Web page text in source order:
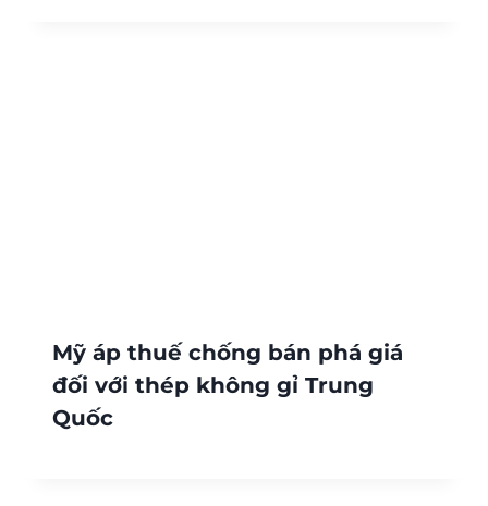
Mỹ áp thuế chống bán phá giá
đối với thép không gỉ Trung
Quốc